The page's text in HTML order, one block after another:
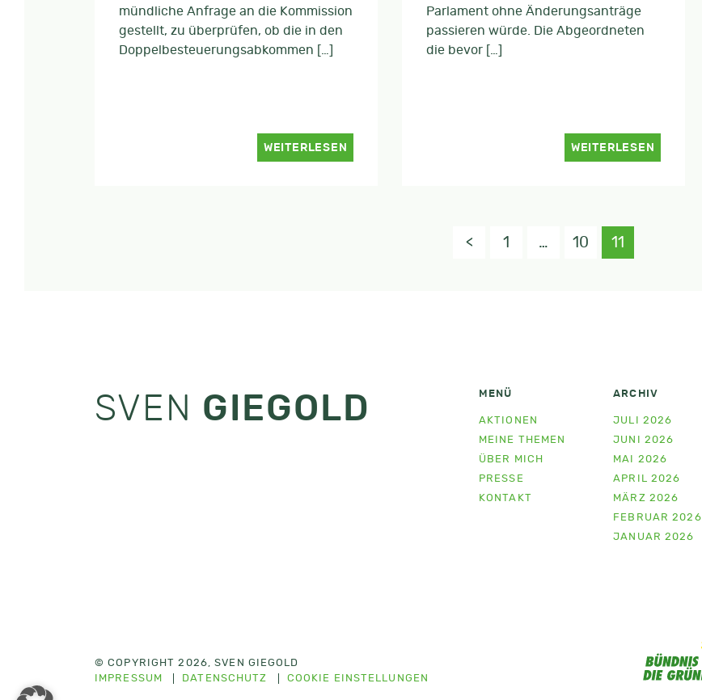
mündliche Anfrage an die Kommission
gestellt, zu überprüfen, ob die in den
Doppelbesteuerungsabkommen […]
WEITERLESEN
Parlament ohne Änderungsanträge
passieren würde. Die Abgeordneten
die bevor […]
WEITERLESEN
< 1 … 10 11
SVEN GIEGOLD MENÜ
AKTIONEN
MEINE THEMEN
ÜBER MICH
PRESSE
KONTAKT
ARCHIV
JULI 2026
JUNI 2026
MAI 2026
APRIL 2026
MÄRZ 2026
FEBRUAR 2026
JANUAR 2026
© COPYRIGHT 2026, SVEN GIEGOLD
IMPRESSUM
DATENSCHUTZ COOKIE EINSTELLUNGEN